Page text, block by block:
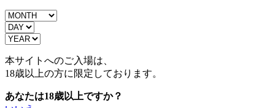
本サイトへのご入場は、
18歳以上の方に限定しております。
あなたは18歳以上ですか？